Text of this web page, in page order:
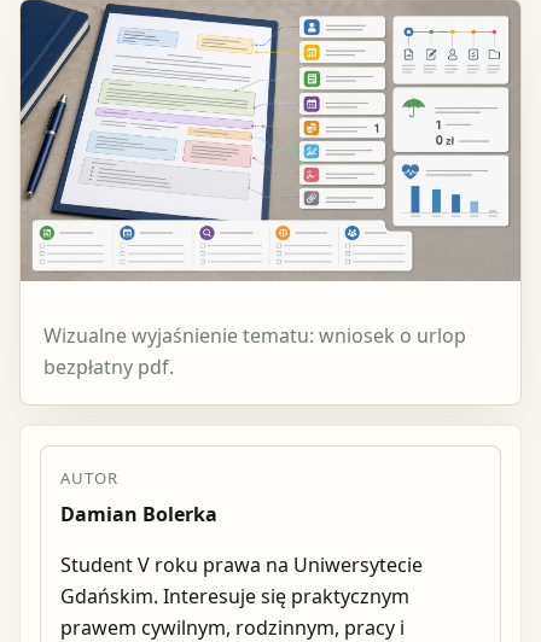
Wizualne wyjaśnienie tematu: wniosek o urlop
bezpłatny pdf.
AUTOR
Damian Bolerka
Student V roku prawa na Uniwersytecie
Gdańskim. Interesuje się praktycznym
prawem cywilnym, rodzinnym, pracy i